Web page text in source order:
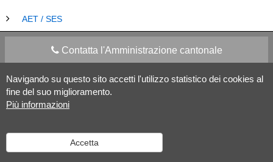
Navigando su questo sito accetti l'utilizzo statistico dei cookies al
fine del suo miglioramento.
Più informazioni
Accetta
AET / SES
Contatta l'Amministrazione cantonale
Apps Mobile Social media
Versione desktop Informazioni legali